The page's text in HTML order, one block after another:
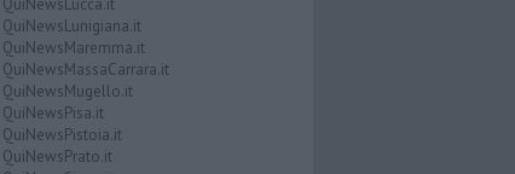
QuiNewsLucca.it
QuiNewsLunigiana.it
QuiNewsMaremma.it
QuiNewsMassaCarrara.it
QuiNewsMugello.it
QuiNewsPisa.it
QuiNewsPistoia.it
QuiNewsPrato.it